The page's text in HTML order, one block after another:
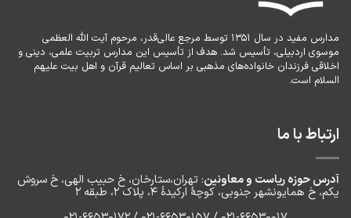
مدارس مفید در سال ۱۳۵۱ توسط مرجع عالی‌قدر، مرحوم آیت الله العظمی
موسوی اردبیلی، تأسیس شد. هدف از تأسیس این مدارس تربیت علمی، دینی و
اخلاقی فرزندان خانواده‌های مذهبی بر اساس تعالیم قرآن و اهل بیت علیهم
السلام است.
ارتباط با ما
آدرس حوزه ریاست و معاونین: تهران،ستارخان، خ حبیب الهی، خ سروش
یکم، خ‌ همایونشهر جنوبی، کوچۀ ارکیدۀ ۴، پلاک ۲، طبقه ۲